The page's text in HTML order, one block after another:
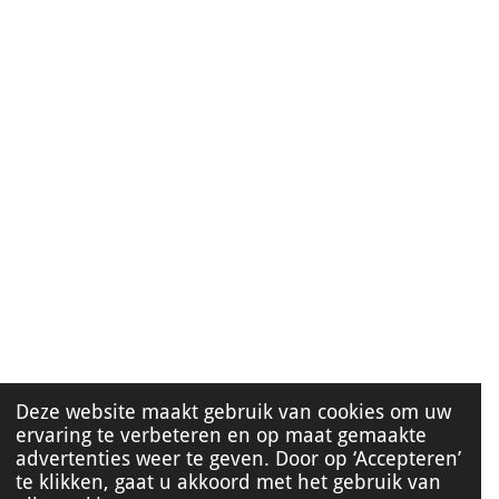
Deze website maakt gebruik van cookies om uw
ervaring te verbeteren en op maat gemaakte
advertenties weer te geven. Door op ‘Accepteren’
te klikken, gaat u akkoord met het gebruik van